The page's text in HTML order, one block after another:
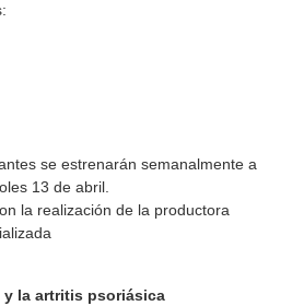
se estrenarán semanalmente a
13 de abril.
la realización de la productora
la artritis psoriásica